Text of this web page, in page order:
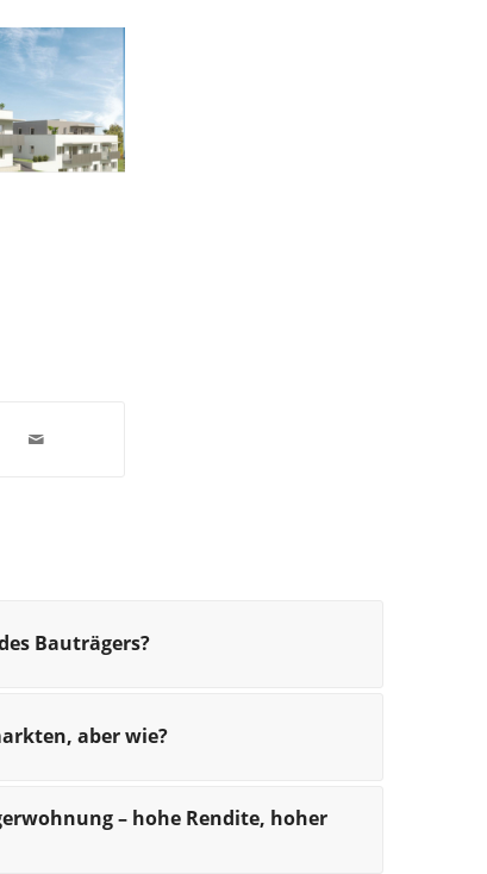
Bauträgers?
aber wie?
– hohe Rendite, hoher